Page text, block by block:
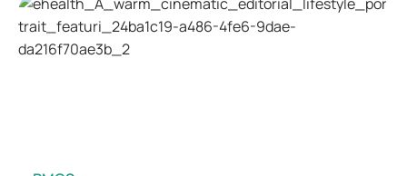
aanmerking. Welke behandeling voor u geschikt is,
wordt door een arts beoordeeld op basis van uw
gezondheidstoestand, BMI en medicatiegebruik.